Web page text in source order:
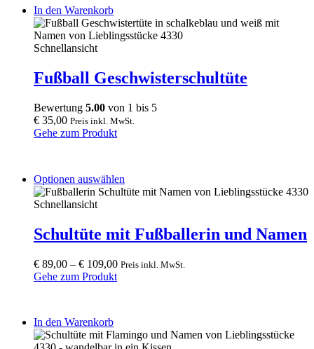
In den Warenkorb
Schnellansicht
Fußball Geschwisterschultüte
Bewertung 5.00 von 1 bis 5
€ 35,00 Preis inkl. MwSt.
Gehe zum Produkt
Optionen auswählen
product
variants.
The
may
product
page
Schnellansicht
Schultüte mit Fußballerin und Namen
€ 89,00 – € 109,00 Preis inkl. MwSt.
Gehe zum Produkt
In den Warenkorb